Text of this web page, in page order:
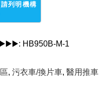
▶️▶️▶️: HB950B-M-1
,污衣車/換片車,醫用推車